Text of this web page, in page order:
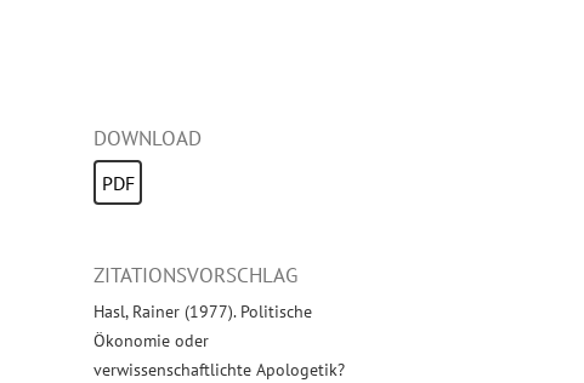
DOWNLOAD
PDF
ZITATIONSVORSCHLAG
Hasl, Rainer (1977). Politische
Ökonomie oder
verwissenschaftlichte Apologetik?